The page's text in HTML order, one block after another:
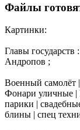
Файлы
Картинки:
Главы
Андропов ;
Военный самолёт
Фонари уличные |
парики |
блины | спец